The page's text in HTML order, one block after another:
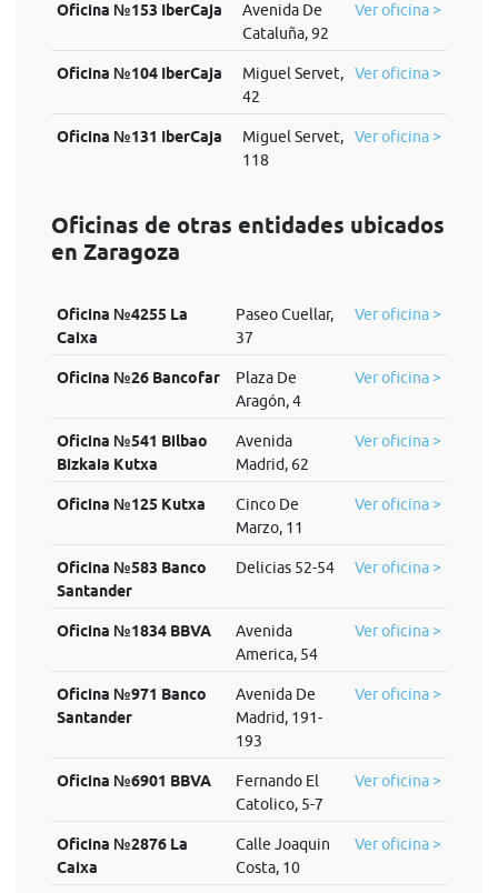
Oficina №153 IberCaja
Avenida De
Cataluña, 92
Ver oficina >
Oficina №104 IberCaja
Miguel Servet,
42
Ver oficina >
Oficina №131 IberCaja
Miguel Servet,
118
Ver oficina >
Oficinas de otras entidades ubicados
en Zaragoza
Oficina №4255 La
Caixa
Paseo Cuellar,
37
Ver oficina >
Oficina №26 Bancofar
Plaza De
Aragón, 4
Ver oficina >
Oficina №541 Bilbao
Bizkaia Kutxa
Avenida
Madrid, 62
Ver oficina >
Oficina №125 Kutxa
Cinco De
Marzo, 11
Ver oficina >
Oficina №583 Banco
Santander
Delicias 52-54 Ver oficina >
Oficina №1834 BBVA
Avenida
America, 54
Ver oficina >
Oficina №971 Banco
Santander
Avenida De
Madrid, 191-
193
Ver oficina >
Oficina №6901 BBVA
Fernando El
Catolico, 5-7
Ver oficina >
Oficina №2876 La
Caixa
Calle Joaquin
Costa, 10
Ver oficina >